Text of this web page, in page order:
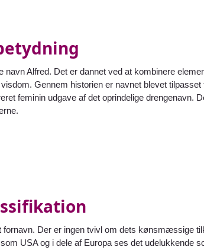
Alfred. Det er dannet ved at kombinere
Gennem historien er navnet blevet
feminin udgave af det oprindelige drengenavn.
Der er ingen tvivl om dets kønsmæssige
USA og i dele af Europa ses det udelukkende